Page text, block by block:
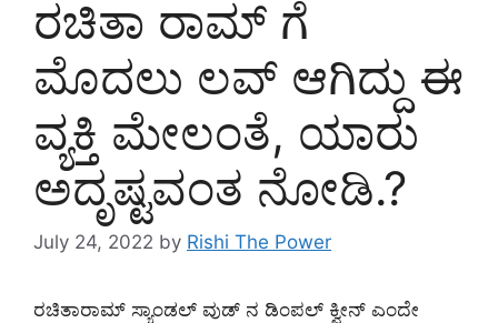
ರಚಿತಾ ರಾಮ್ ಗೆ
ಮೊದಲು ಲವ್ ಆಗಿದ್ದು ಈ
ವ್ಯಕ್ತಿ ಮೇಲಂತೆ, ಯಾರು
ಅದೃಷ್ಟವಂತ ನೋಡಿ.?
July 24, 2022 by Rishi The Power
ರಚಿತಾರಾಮ್ ಸ್ಯಾಂಡಲ್ ವುಡ್ ನ ಡಿಂಪಲ್ ಕ್ವೀನ್ ಎಂದೇ